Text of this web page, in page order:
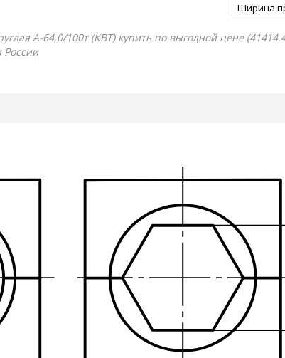
Ширина
А-64,0/100т (КВТ) купить по выгодной цене
России